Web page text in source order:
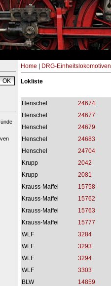
Home DRG-Einheitslokomotiven
Lokliste
Henschel 24674
Henschel
24677
Henschel
24679
Henschel
24683
Henschel
24704
Krupp
2042
Krupp
2081
Krauss-Maffei
15758
Krauss-Maffei
15762
Krauss-Maffei
15763
Krauss-Maffei
15777
WLF
3284
WLF
3293
WLF
3294
WLF
3303
BLW
14859